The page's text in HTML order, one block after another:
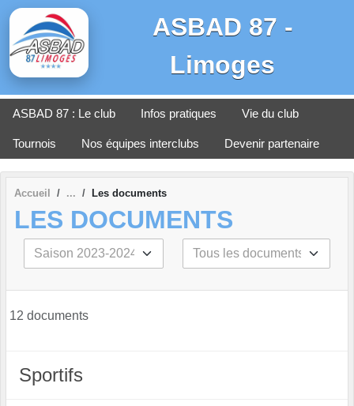
ASBAD 87 -
Limoges
ASBAD 87 : Le club Infos pratiques Vie du club
Tournois Nos équipes interclubs Devenir partenaire
Accueil Les documents
LES DOCUMENTS
12 documents
Sportifs
Panneau de gestion des cookies